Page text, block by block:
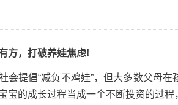
，打破养娃焦虑!
提倡“减负不鸡娃”，但大多数父母在
宝的成长过程当成一个不断投资的过程